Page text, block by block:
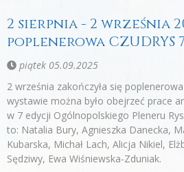
2 sierpnia - 2 września
poplenerowa CZUDRYS 7
piątek 05.09.2025
2 września zakończyła się
wystawie można było obejrzeć prace
w 7 edycji Ogólnopolskiego Pleneru
to: Natalia Bury, Agnieszka Danecka,
Kubarska, Michał Lach, Alicja Nikiel,
Sędziwy, Ewa Wiśniewska-Zduniak.